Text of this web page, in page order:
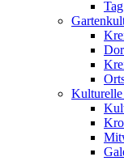
Kulturelle